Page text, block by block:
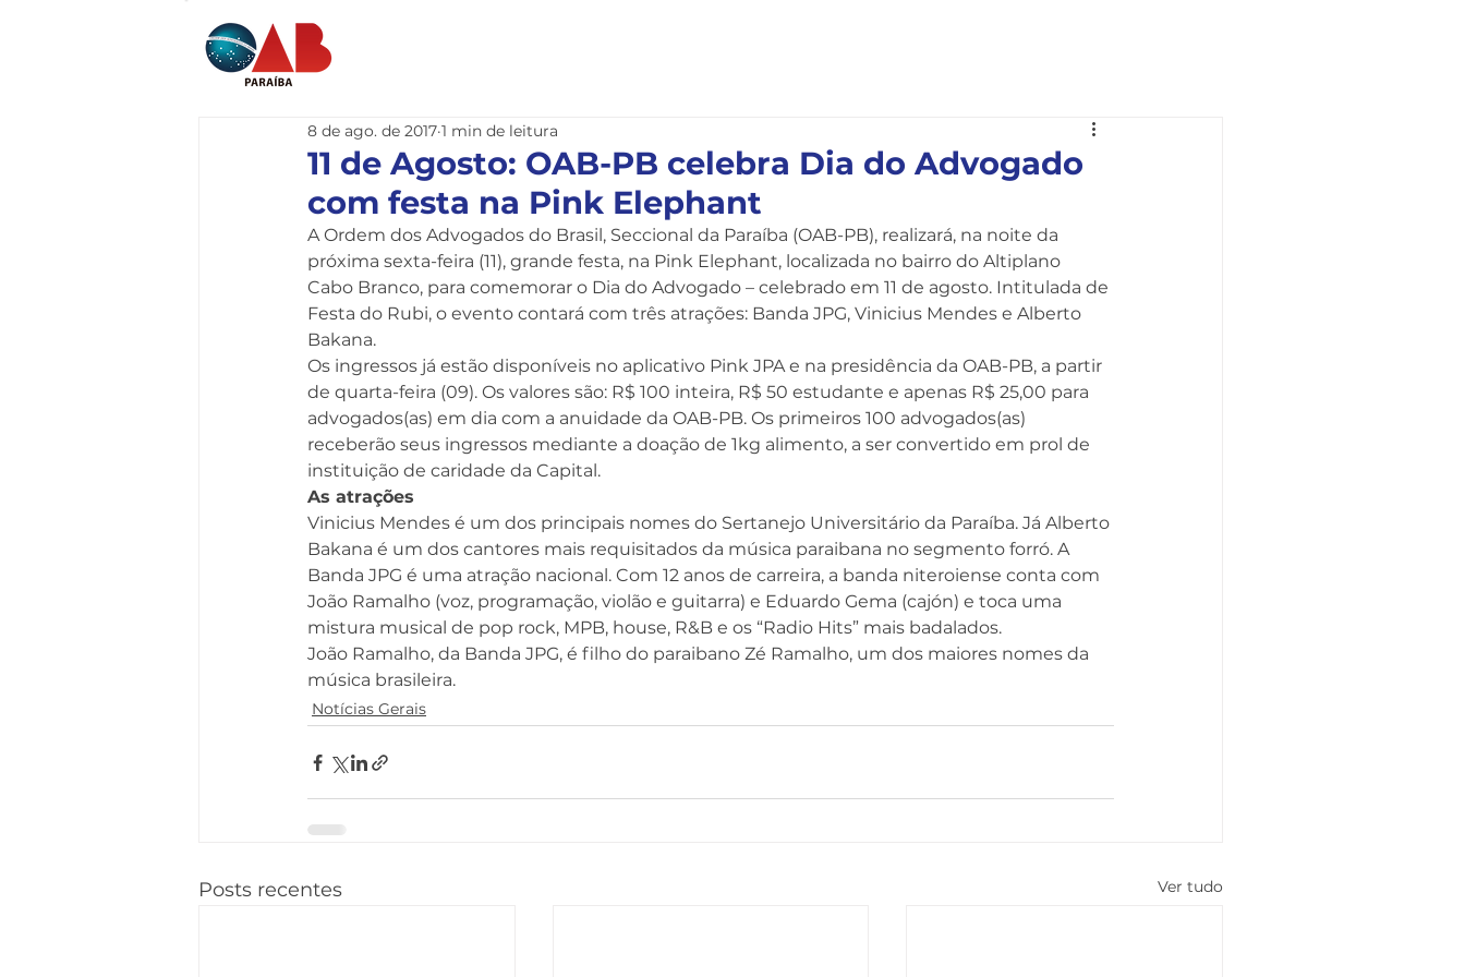
11 de Agosto: OAB-PB celebra Dia do Advogado
com festa na Pink Elephant
8 de ago. de 2017 1 min de leitura
A Ordem dos Advogados do Brasil, Seccional da Paraíba (OAB-PB), realizará, na noite da
próxima sexta-feira (11), grande festa, na Pink Elephant, localizada no bairro do Altiplano
Cabo Branco, para comemorar o Dia do Advogado – celebrado em 11 de agosto. Intitulada de
Festa do Rubi, o evento contará com três atrações: Banda JPG, Vinicius Mendes e Alberto
Bakana.
Os ingressos já estão disponíveis no aplicativo Pink JPA e na presidência da OAB-PB, a partir
de quarta-feira (09). Os valores são: R$ 100 inteira, R$ 50 estudante e apenas R$ 25,00 para
advogados(as) em dia com a anuidade da OAB-PB. Os primeiros 100 advogados(as)
receberão seus ingressos mediante a doação de 1kg alimento, a ser convertido em prol de
instituição de caridade da Capital.
As atrações
Vinicius Mendes é um dos principais nomes do Sertanejo Universitário da Paraíba. Já Alberto
Bakana é um dos cantores mais requisitados da música paraibana no segmento forró. A
Banda JPG é uma atração nacional. Com 12 anos de carreira, a banda niteroiense conta com
João Ramalho (voz, programação, violão e guitarra) e Eduardo Gema (cajón) e toca uma
mistura musical de pop rock, MPB, house, R&B e os “Radio Hits” mais badalados.
João Ramalho, da Banda JPG, é filho do paraibano Zé Ramalho, um dos maiores nomes da
música brasileira.
Notícias Gerais
Posts recentes Ver tudo